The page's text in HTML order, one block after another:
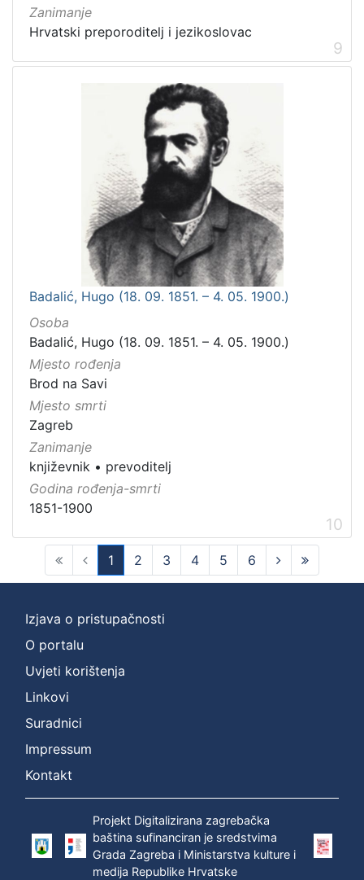
Zanimanje
Hrvatski preporoditelj i jezikoslovac
9
Badalić, Hugo (18. 09. 1851. – 4. 05. 1900.)
Osoba
Badalić, Hugo (18. 09. 1851. – 4. 05. 1900.)
Mjesto rođenja
Brod na Savi
Mjesto smrti
Zagreb
Zanimanje
književnik • prevoditelj
Godina rođenja-smrti
1851-1900
10
1
(current)
2 3 4 5 6
Izjava o pristupačnosti
O portalu
Uvjeti korištenja
Linkovi
Suradnici
Impressum
Kontakt
Projekt Digitalizirana zagrebačka
baština sufinanciran je sredstvima
Grada Zagreba i Ministarstva kulture i
medija Republike Hrvatske